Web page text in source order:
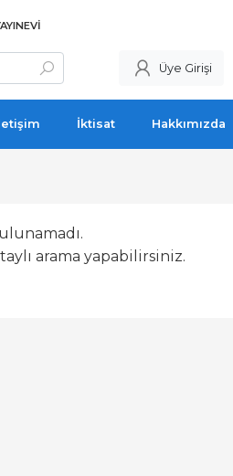
Üye Girişi
İktisat Hakkımızda
arama yapabilirsiniz.